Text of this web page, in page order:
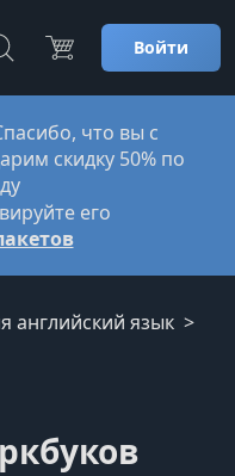
Войти
что вы с
скидку 50% по
его
английский язык